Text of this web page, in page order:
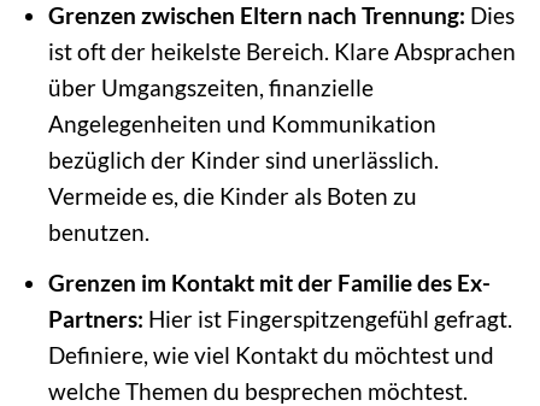
Grenzen zwischen Eltern nach Trennung: Dies
ist oft der heikelste Bereich. Klare Absprachen
über Umgangszeiten, finanzielle
Angelegenheiten und Kommunikation
bezüglich der Kinder sind unerlässlich.
Vermeide es, die Kinder als Boten zu
benutzen.
Grenzen im Kontakt mit der Familie des Ex-
Partners: Hier ist Fingerspitzengefühl gefragt.
Definiere, wie viel Kontakt du möchtest und
welche Themen du besprechen möchtest.